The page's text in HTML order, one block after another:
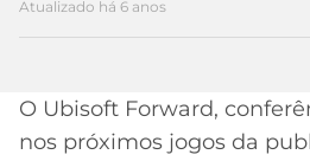
APOSTAS
2026
CÓDIGO
PROMOCIONAL
TIMES
TIME
BRASILEIRÃO
MÍDIA
Atualizado há 6 anos
O Ubisoft Forward,
nos próximos jogos da